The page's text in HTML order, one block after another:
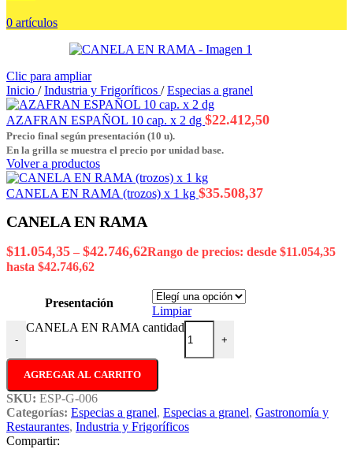
0 artículos
Clic para ampliar
Inicio / Industria y Frigoríficos / Especias a granel
AZAFRAN ESPAÑOL 10 cap. x 2 dg $22.412,50
Precio final según presentación (10 u).
En la grilla se muestra el precio por unidad base.
Volver a productos
CANELA EN RAMA (trozos) x 1 kg $35.508,37
CANELA EN RAMA
$11.054,35 – $42.746,62Rango de precios: desde $11.054,35
hasta $42.746,62
Presentación
Limpiar
-
CANELA EN RAMA cantidad
+
AGREGAR AL CARRITO
SKU: ESP-G-006
Categorías: Especias a granel, Especias a granel, Gastronomía y
Restaurantes, Industria y Frigoríficos
Compartir: